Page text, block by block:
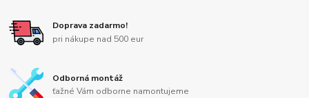
Doprava zadarmo!
pri nákupe nad 500 eur
Odborná montáž
ťažné Vám odborne namontujeme